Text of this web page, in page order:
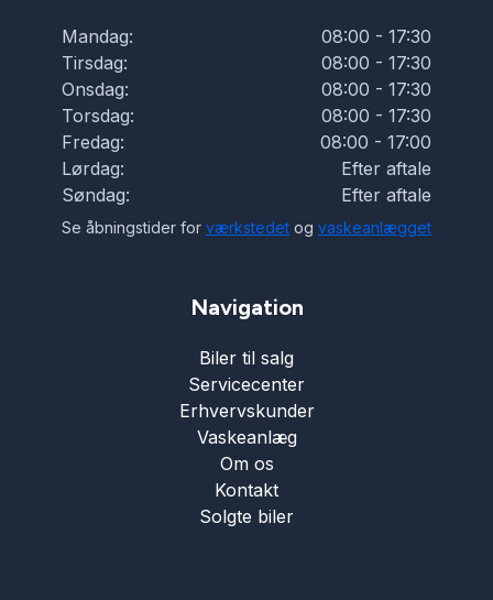
Mandag:
08:00 - 17:30
Tirsdag:
08:00 - 17:30
Onsdag:
08:00 - 17:30
Torsdag:
08:00 - 17:30
Fredag:
08:00 - 17:00
Lørdag:
Efter aftale
Søndag:
Efter aftale
Se åbningstider for værkstedet og vaskeanlægget
Navigation
Biler til salg
Servicecenter
Erhvervskunder
Vaskeanlæg
Om os
Kontakt
Solgte biler